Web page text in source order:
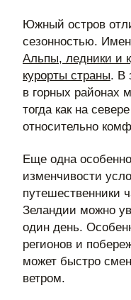
Южный остров
сезонностью.
Альпы, ледники и
курорты страны. В
в горных районах
тогда как на
относительно
Еще одна
изменчивости
путешественники
Зеландии можно
один день.
регионов и
может быстро
ветром.